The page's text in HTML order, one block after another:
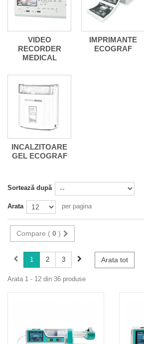
VIDEO
RECORDER
MEDICAL
IMPRIMANTE
ECOGRAF
INCALZITOARE
GEL ECOGRAF
Sortează după
Arata per pagina
Compare ( 0 )
Arata tot
1 2 3
Arata 1 - 12 din 36 produse